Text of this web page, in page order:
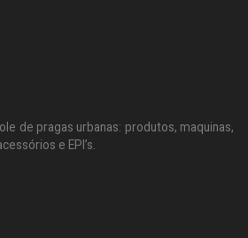
de pragas urbanas: produtos, maquinas,
e EPI’s.